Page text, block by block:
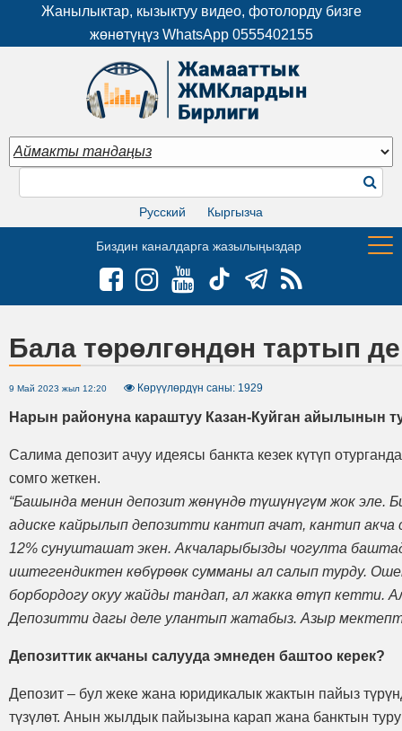
Жанылыктар, кызыктуу видео, фотолорду бизге
жөнөтүңүз WhatsApp 0555402155
Русский Кыргызча
Биздин каналдарга жазылыңыздар
Бала төрөлгөндөн тартып
9 Май 2023 жыл 12:20 Көрүүлөрдүн саны: 1929
Нарын районуна караштуу Казан-Куйган айылынын
Салима депозит ачуу идеясы банкта кезек күтүп
сомго жеткен.
“Башында менин депозит жөнүндө түшүнүгүм жок эле.
адиске кайрылып депозитти кантип ачат, кантип акча
12% сунушташат экен. Акчаларыбызды чогулта
иштегендиктен көбүрөөк сумманы ал салып турду.
борбордогу окуу жайды тандап, ал жакка өтүп кетти.
Депозитти дагы деле улантып жатабыз. Азыр
Депозиттик акчаны салууда эмнеден баштоо керек?
Депозит – бул жеке жана юридикалык жактын пайыз
түзүлөт. Анын жылдык пайызына карап жана банктын